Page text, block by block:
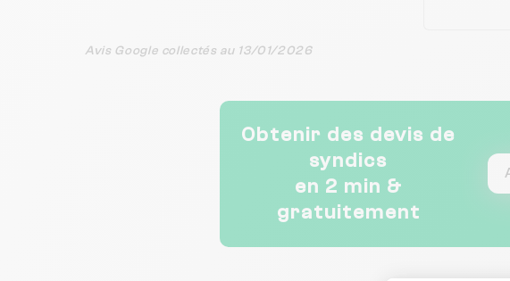
Avis Google collectés au 13/01/2026
Obtenir des devis de
syndics
en 2 min &
gratuitement